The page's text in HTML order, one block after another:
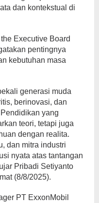
dan kontekstual di
Executive Board
pentingnya
kebutuhan masa
generasi muda
berinovasi, dan
yang
teori, tetapi juga
dengan realita.
dan mitra industri
nyata atas tantangan
Pribadi Setiyanto
(8/8/2025).
PT ExxonMobil